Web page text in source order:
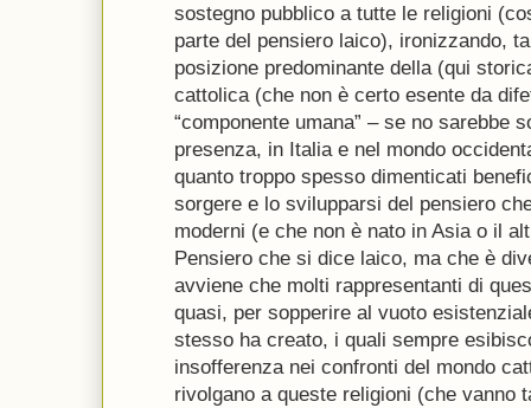
sostegno pubblico a tutte le religioni
parte del pensiero laico), ironizzando,
posizione predominante della (qui
cattolica (che non è certo esente da
“componente umana” – se no sarebbe
presenza, in Italia e nel mondo
quanto troppo spesso dimenticati
sorgere e lo svilupparsi del pensiero
moderni (e che non è nato in Asia o il
Pensiero che si dice laico, ma che è
avviene che molti rappresentanti di
quasi, per sopperire al vuoto
stesso ha creato, i quali sempre
insofferenza nei confronti del mondo
rivolgano a queste religioni (che vanno